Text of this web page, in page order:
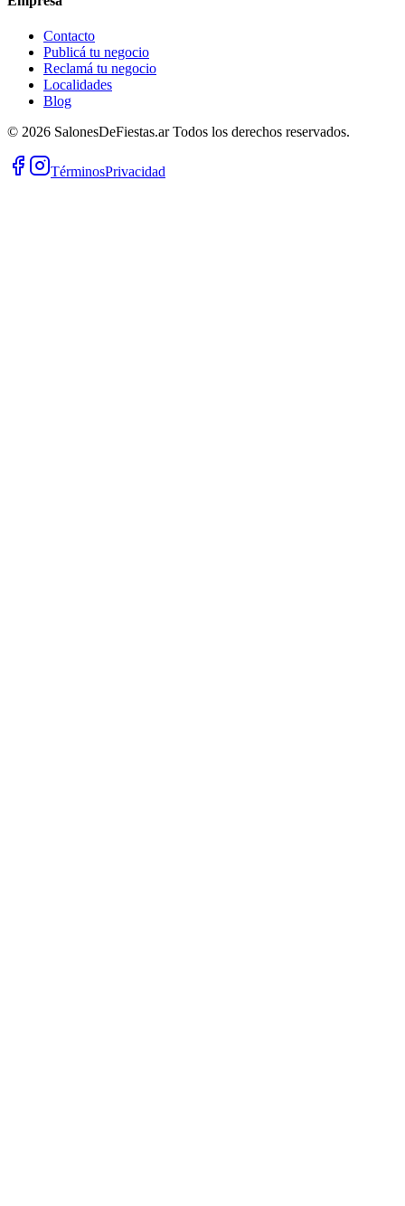
Contacto
Publicá tu negocio
Reclamá tu negocio
Localidades
Blog
© 2026 SalonesDeFiestas.arTodos los derechos reservados.
TérminosPrivacidad